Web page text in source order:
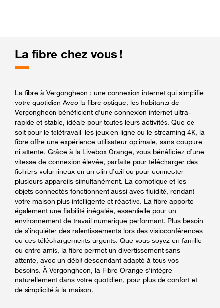
La fibre chez vous !
La fibre à Vergongheon : une connexion internet qui simplifie
votre quotidien Avec la fibre optique, les habitants de
Vergongheon bénéficient d’une connexion internet ultra-
rapide et stable, idéale pour toutes leurs activités. Que ce
soit pour le télétravail, les jeux en ligne ou le streaming 4K, la
fibre offre une expérience utilisateur optimale, sans coupure
ni attente. Grâce à la Livebox Orange, vous bénéficiez d’une
vitesse de connexion élevée, parfaite pour télécharger des
fichiers volumineux en un clin d’œil ou pour connecter
plusieurs appareils simultanément. La domotique et les
objets connectés fonctionnent aussi avec fluidité, rendant
votre maison plus intelligente et réactive. La fibre apporte
également une fiabilité inégalée, essentielle pour un
environnement de travail numérique performant. Plus besoin
de s’inquiéter des ralentissements lors des visioconférences
ou des téléchargements urgents. Que vous soyez en famille
ou entre amis, la fibre permet un divertissement sans
attente, avec un débit descendant adapté à tous vos
besoins. À Vergongheon, la Fibre Orange s’intègre
naturellement dans votre quotidien, pour plus de confort et
de simplicité à la maison.